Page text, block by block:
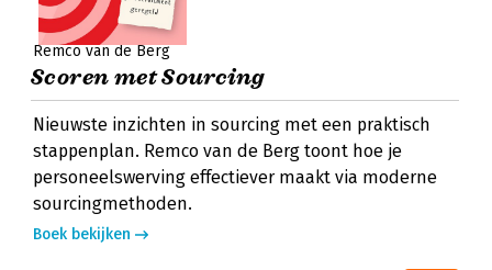
Remco van de Berg
Scoren met Sourcing
Nieuwste inzichten in sourcing met een praktisch
stappenplan. Remco van de Berg toont hoe je
personeelswerving effectiever maakt via moderne
sourcingmethoden.
Boek bekijken